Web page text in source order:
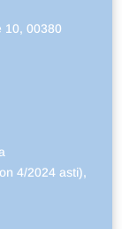
10, 00380
4/2024 asti),